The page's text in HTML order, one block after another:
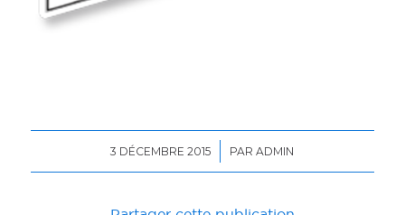
3 DÉCEMBRE 2015
/ PARADMIN